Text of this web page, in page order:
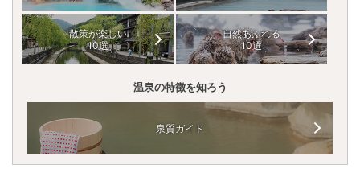
散策が楽しい
10選
自然あふれる
10選
温泉の特徴を知ろう
泉質ガイド